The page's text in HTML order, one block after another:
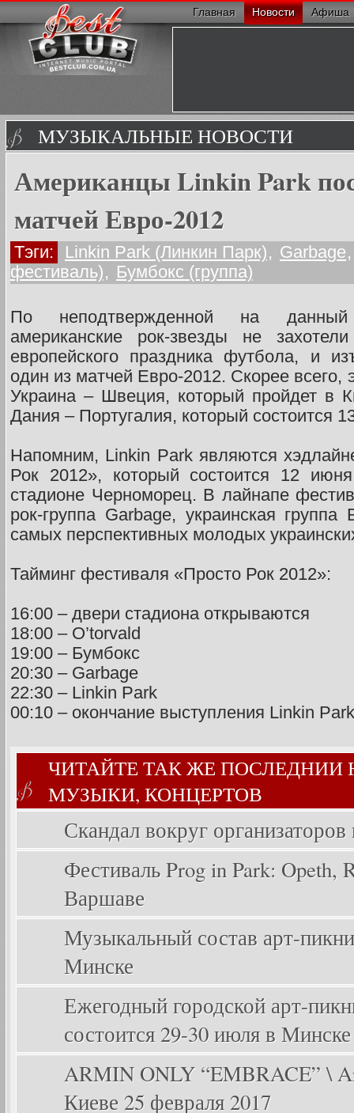
Главная Новости Афиша
МУЗЫКАЛЬНЫЕ НОВОСТИ
Американцы Linkin Park
матчей Евро-2012
Тэги: Linkin Park (Линкин Парк), Garbage
фестиваль), Бумбокс (группа)
По неподтвержденной на
американские рок-звезды не
европейского праздника футбола, и
один из матчей Евро-2012. Скорее всего,
Украина – Швеция, который пройдет в
Дания – Португалия, который состоится
Напомним, Linkin Park являются
Рок 2012», который состоится 12
стадионе Черноморец. В лайнапе
рок-группа Garbage, украинская
самых перспективных молодых
Тайминг фестиваля «Просто Рок 2012»:
16:00 – двери стадиона открываются
18:00 – O’torvald
19:00 – Бумбокс
20:30 – Garbage
22:30 – Linkin Park
00:10 – окончание выступления Linkin Park
ЧИТАЙТЕ ТАК ЖЕ ПОСЛЕДНИИ
МУЗЫКИ, КОНЦЕРТОВ
Скандал вокруг
Фестиваль Prog in Park: Opeth,
Варшаве
Музыкальный состав арт-
Минске
Ежегодный городской арт-
состоится 29-30 июля в Минске
ARMIN ONLY “EMBRACE” \
Киеве 25 февраля 2017